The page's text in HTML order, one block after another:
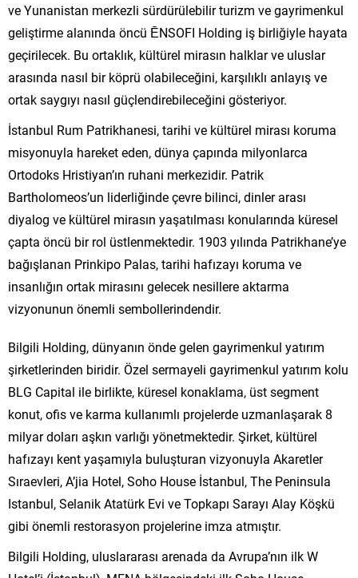
ve Yunanistan merkezli sürdürülebilir turizm ve gayrimenkul
geliştirme alanında öncü ĒNSOFI Holding iş birliğiyle hayata
geçirilecek. Bu ortaklık, kültürel mirasın halklar ve uluslar
arasında nasıl bir köprü olabileceğini, karşılıklı anlayış ve
ortak saygıyı nasıl güçlendirebileceğini gösteriyor.
İstanbul Rum Patrikhanesi, tarihi ve kültürel mirası koruma
misyonuyla hareket eden, dünya çapında milyonlarca
Ortodoks Hristiyan’ın ruhani merkezidir. Patrik
Bartholomeos’un liderliğinde çevre bilinci, dinler arası
diyalog ve kültürel mirasın yaşatılması konularında küresel
çapta öncü bir rol üstlenmektedir. 1903 yılında Patrikhane’ye
bağışlanan Prinkipo Palas, tarihi hafızayı koruma ve
insanlığın ortak mirasını gelecek nesillere aktarma
vizyonunun önemli sembollerindendir.
Bilgili Holding, dünyanın önde gelen gayrimenkul yatırım
şirketlerinden biridir. Özel sermayeli gayrimenkul yatırım kolu
BLG Capital ile birlikte, küresel konaklama, üst segment
konut, ofis ve karma kullanımlı projelerde uzmanlaşarak 8
milyar doları aşkın varlığı yönetmektedir. Şirket, kültürel
hafızayı kent yaşamıyla buluşturan vizyonuyla Akaretler
Sıraevleri, A’jia Hotel, Soho House İstanbul, The Peninsula
Istanbul, Selanik Atatürk Evi ve Topkapı Sarayı Alay Köşkü
gibi önemli restorasyon projelerine imza atmıştır.
Bilgili Holding, uluslararası arenada da Avrupa’nın ilk W